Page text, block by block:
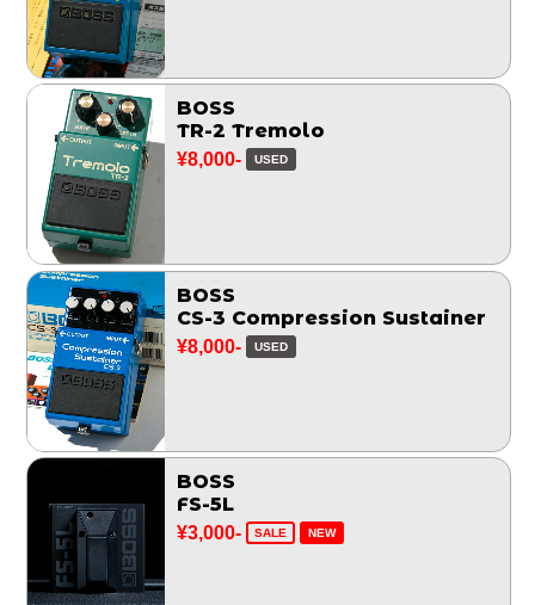
BOSS
TR-2 Tremolo
¥8,000- USED
BOSS
CS-3 Compression Sustainer
¥8,000- USED
BOSS
FS-5L
¥3,000- SALE NEW